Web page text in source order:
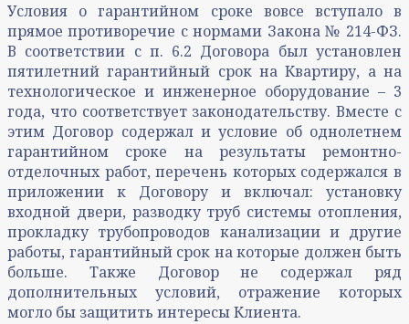
Условия о гарантийном сроке вовсе вступало в
прямое противоречие с нормами Закона № 214-ФЗ.
В соответствии с п. 6.2 Договора был установлен
пятилетний гарантийный срок на Квартиру, а на
технологическое и инженерное оборудование – 3
года, что соответствует законодательству. Вместе с
этим Договор содержал и условие об однолетнем
гарантийном сроке на результаты ремонтно-
отделочных работ, перечень которых содержался в
приложении к Договору и включал: установку
входной двери, разводку труб системы отопления,
прокладку трубопроводов канализации и другие
работы, гарантийный срок на которые должен быть
больше. Также Договор не содержал ряд
дополнительных условий, отражение которых
могло бы защитить интересы Клиента.